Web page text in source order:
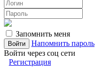
Запомнить меня
Напомнить пароль
Войти через соц сети
Регистрация